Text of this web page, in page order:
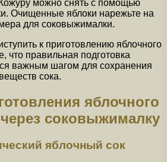
можно снять с помощью
Очищенные яблоки нарежьте на
для соковыжималки.
к приготовлению яблочного
что правильная подготовка
важным шагом для сохранения
сока.
яблочного
соковыжималку
яблочный сок